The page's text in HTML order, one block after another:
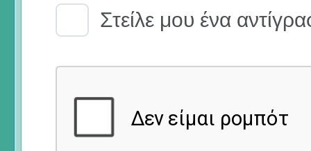
Email Receipt
Στείλε μου ένα